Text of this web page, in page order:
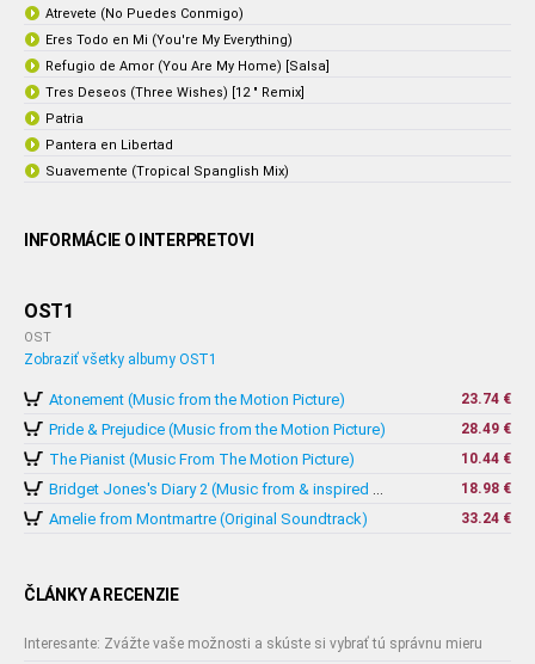
Atrevete (No Puedes Conmigo)
Eres Todo en Mi (You're My Everything)
Refugio de Amor (You Are My Home) [Salsa]
Tres Deseos (Three Wishes) [12 " Remix]
Patria
Pantera en Libertad
Suavemente (Tropical Spanglish Mix)
INFORMÁCIE O INTERPRETOVI
OST1
OST
Zobraziť všetky albumy OST1
Atonement (Music from the Motion Picture) 23.74 €
Pride & Prejudice (Music from the Motion Picture) 28.49 €
The Pianist (Music From The Motion Picture)
10.44 €
Bridget Jones's Diary 2 (Music from & inspired by The Motion Picture)
18.98 €
Amelie from Montmartre (Original Soundtrack) 33.24 €
ČLÁNKY A RECENZIE
Interesante: Zvážte vaše možnosti a skúste si vybrať tú správnu mieru